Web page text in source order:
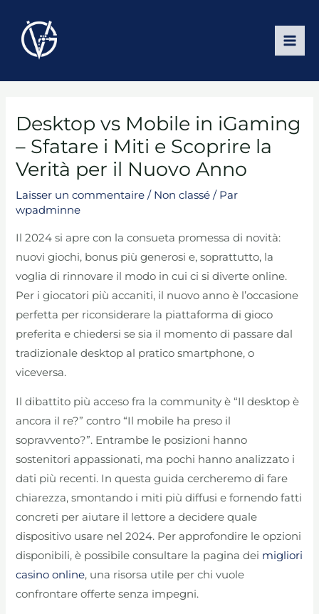
contenu
Desktop vs Mobile in iGaming
– Sfatare i Miti e Scoprire la
Verità per il Nuovo Anno
Laisser un commentaire / Non classé / Par
wpadminne
Il 2024 si apre con la consueta promessa di novità:
nuovi giochi, bonus più generosi e, soprattutto, la
voglia di rinnovare il modo in cui ci si diverte online.
Per i giocatori più accaniti, il nuovo anno è l’occasione
perfetta per riconsiderare la piattaforma di gioco
preferita e chiedersi se sia il momento di passare dal
tradizionale desktop al pratico smartphone, o
viceversa.
Il dibattito più acceso fra la community è “Il desktop è
ancora il re?” contro “Il mobile ha preso il
sopravvento?”. Entrambe le posizioni hanno
sostenitori appassionati, ma pochi hanno analizzato i
dati più recenti. In questa guida cercheremo di fare
chiarezza, smontando i miti più diffusi e fornendo fatti
concreti per aiutare il lettore a decidere quale
dispositivo usare nel 2024. Per approfondire le opzioni
disponibili, è possibile consultare la pagina dei migliori
casino online, una risorsa utile per chi vuole
confrontare offerte senza impegni.